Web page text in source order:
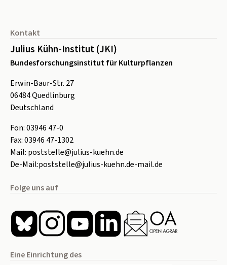
Kontakt
Julius Kühn-Institut (JKI)
Bundesforschungsinstitut für Kulturpflanzen
Erwin-Baur-Str. 27
06484Quedlinburg
Deutschland
Fon:03946 47-0
Fax:03946 47-1302
Mail: poststelle@julius-kuehn.de
De-Mail:poststelle@julius-kuehn.de-mail.de
Folge uns auf
Eine Einrichtung des